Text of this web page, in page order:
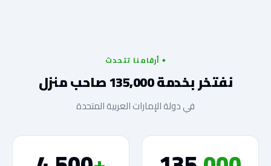
أرقامنا تتحدث
نفتخر بخدمة 135,000 صاحب منزل
في دولة الإمارات العربية المتحدة